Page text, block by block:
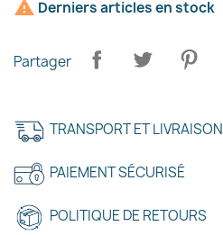
 Derniers articles en stock
Partager
TRANSPORT ET LIVRAISON
PAIEMENT SÉCURISÉ
POLITIQUE DE RETOURS